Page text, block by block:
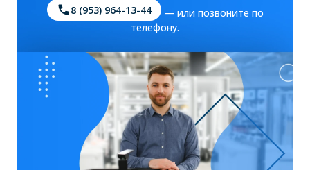
8 (953) 964-13-44
— или позвоните по
телефону.